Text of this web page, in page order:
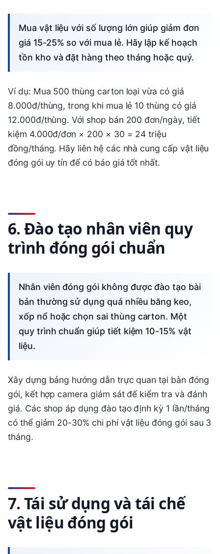
Mua vật liệu với số lượng lớn giúp giảm đơn
giá 15-25% so với mua lẻ. Hãy lập kế hoạch
tồn kho và đặt hàng theo tháng hoặc quý.
Ví dụ: Mua 500 thùng carton loại vừa có giá
8.000đ/thùng, trong khi mua lẻ 10 thùng có giá
12.000đ/thùng. Với shop bán 200 đơn/ngày, tiết
kiệm 4.000đ/đơn × 200 × 30 = 24 triệu
đồng/tháng. Hãy liên hệ các nhà cung cấp vật liệu
đóng gói uy tín để có báo giá tốt nhất.
6. Đào tạo nhân viên quy
trình đóng gói chuẩn
Nhân viên đóng gói không được đào tạo bài
bản thường sử dụng quá nhiều băng keo,
xốp nổ hoặc chọn sai thùng carton. Một
quy trình chuẩn giúp tiết kiệm 10-15% vật
liệu.
Xây dựng bảng hướng dẫn trực quan tại bàn đóng
gói, kết hợp camera giám sát để kiểm tra và đánh
giá. Các shop áp dụng đào tạo định kỳ 1 lần/tháng
có thể giảm 20-30% chi phí vật liệu đóng gói sau 3
tháng.
7. Tái sử dụng và tái chế
vật liệu đóng gói